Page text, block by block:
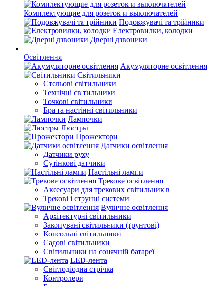
Комплектующие для розеток и выключателей
Подовжувачі та трійники
Електровилки, колодки
Дверні дзвоники
Освітлення
Акумуляторне освітлення
Світильники
Стельові світильники
Технічні світильники
Точкові світильники
Бра та настінні світильники
Лампочки
Люстры
Прожектори
Датчики освітлення
Датчики руху
Сутінкові датчики
Настільні лампи
Трекове освітлення
Аксесуари для трекових світильників
Трекові і струнні системи
Вуличне освітлення
Архітектурні світильники
Закопувані світильники (ґрунтові)
Консольні світильники
Садові світильники
Світильники на сонячній батареї
LED-лента
Світлодіодна стрічка
Контролери